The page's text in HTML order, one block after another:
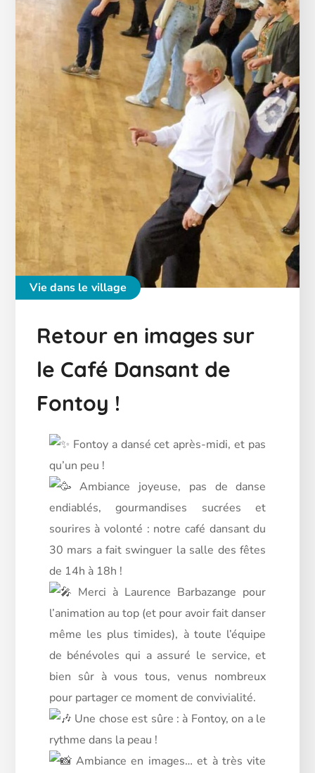
Vie dans le village
Retour en images sur
le Café Dansant de
Fontoy !
Fontoy a dansé cet après-midi, et pas
qu’un peu !
Ambiance joyeuse, pas de danse
endiablés, gourmandises sucrées et
sourires à volonté : notre café dansant du
30 mars a fait swinguer la salle des fêtes
de 14h à 18h !
Merci à Laurence Barbazange pour
l’animation au top (et pour avoir fait danser
même les plus timides), à toute l’équipe
de bénévoles qui a assuré le service, et
bien sûr à vous tous, venus nombreux
pour partager ce moment de convivialité.
Une chose est sûre : à Fontoy, on a le
rythme dans la peau !
Ambiance en images… et à très vite